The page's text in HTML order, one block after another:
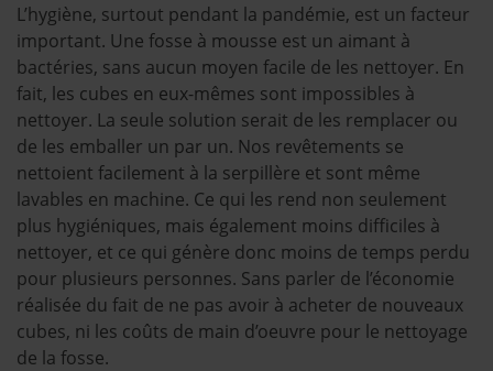
L’hygiène, surtout pendant la pandémie, est un facteur
important. Une fosse à mousse est un aimant à
bactéries, sans aucun moyen facile de les nettoyer. En
fait, les cubes en eux-mêmes sont impossibles à
nettoyer. La seule solution serait de les remplacer ou
de les emballer un par un. Nos revêtements se
nettoient facilement à la serpillère et sont même
lavables en machine. Ce qui les rend non seulement
plus hygiéniques, mais également moins difficiles à
nettoyer, et ce qui génère donc moins de temps perdu
pour plusieurs personnes. Sans parler de l’économie
réalisée du fait de ne pas avoir à acheter de nouveaux
cubes, ni les coûts de main d’oeuvre pour le nettoyage
de la fosse.